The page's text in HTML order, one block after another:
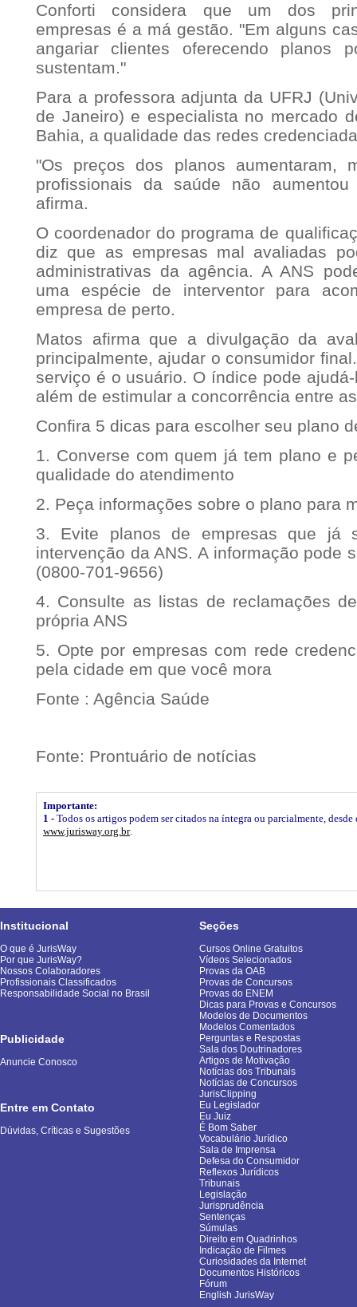
Conforti considera que um dos
empresas é a má gestão. "Em alguns
angariar clientes oferecendo planos
sustentam."
Para a professora adjunta da UFRJ
de Janeiro) e especialista no mercado
Bahia, a qualidade das redes
"Os preços dos planos aumentaram,
profissionais da saúde não
afirma.
O coordenador do programa de
diz que as empresas mal avaliadas
administrativas da agência. A ANS
uma espécie de interventor para
empresa de perto.
Matos afirma que a divulgação da
principalmente, ajudar o consumidor
serviço é o usuário. O índice pode
além de estimular a concorrência entre
Confira 5 dicas para escolher seu plano
1. Converse com quem já tem plano e
qualidade do atendimento
2. Peça informações sobre o plano para
3. Evite planos de empresas que já
intervenção da ANS. A informação pode
(0800-701-9656)
4. Consulte as listas de reclamações
própria ANS
5. Opte por empresas com rede
pela cidade em que você mora
Fonte : Agência Saúde
Fonte: Prontuário de notícias
Importante:
1 - Todos os artigos podem ser citados na íntegra ou parcialmente,
www.jurisway.org.br.
Institucional
O que é JurisWay
Por que JurisWay?
Nossos Colaboradores
Profissionais Classificados
Responsabilidade Social no Brasil
Publicidade
Anuncie Conosco
Entre em Contato
Dúvidas, Críticas e Sugestões
Seções
Cursos Online Gratuitos
Vídeos Selecionados
Provas da OAB
Provas de Concursos
Provas do ENEM
Dicas para Provas e Concursos
Modelos de Documentos
Modelos Comentados
Perguntas e Respostas
Sala dos Doutrinadores
Artigos de Motivação
Notícias dos Tribunais
Notícias de Concursos
JurisClipping
Eu Legislador
Eu Juiz
É Bom Saber
Vocabulário Jurídico
Sala de Imprensa
Defesa do Consumidor
Reflexos Jurídicos
Tribunais
Legislação
Jurisprudência
Sentenças
Súmulas
Direito em Quadrinhos
Indicação de Filmes
Curiosidades da Internet
Documentos Históricos
Fórum
English JurisWay